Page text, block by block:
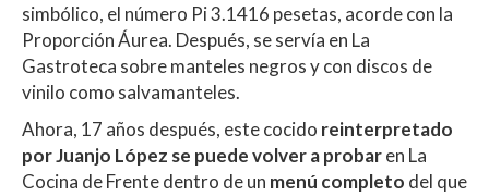
simbólico, el número Pi 3.1416 pesetas, acorde con la
Proporción Áurea. Después, se servía en La
Gastroteca sobre manteles negros y con discos de
vinilo como salvamanteles.
Ahora, 17 años después, este cocido reinterpretado
por Juanjo López se puede volver a probaren La
Cocina de Frente dentro de un menú completo del que